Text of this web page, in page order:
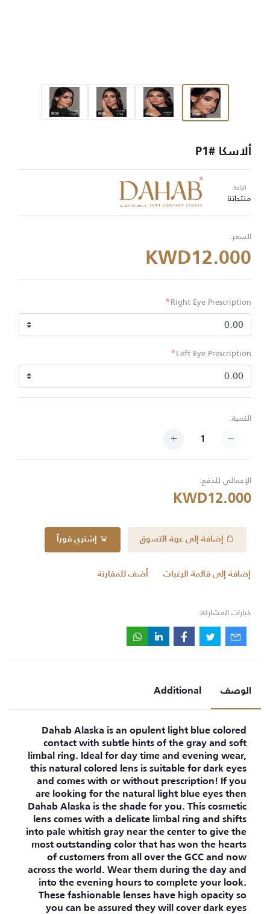
ألاسكا #P1
الباعة:
منتجاتنا
السعر:
KWD12.000
Right Eye Prescription
*
Left Eye Prescription
*
الكمية:
الإجمالي للدفع:
KWD12.000
إضافة إلى عربة التسوق إشتري فوراً
إضافة إلى قائمة الرغبات أضف للمقارنة
خيارات المشاركة:
الوصف Additional
Dahab Alaska is an opulent light blue colored
contact with subtle hints of the gray and soft
limbal ring. Ideal for day time and evening wear,
this natural colored lens is suitable for dark eyes
and comes with or without prescription! If you
are looking for the natural light blue eyes then
Dahab Alaska is the shade for you. This cosmetic
lens comes with a delicate limbal ring and shifts
into pale whitish gray near the center to give the
most outstanding color that has won the hearts
of customers from all over the GCC and now
across the world. Wear them during the day and
into the evening hours to complete your look.
These fashionable lenses have high opacity so
you can be assured they will cover dark eyes